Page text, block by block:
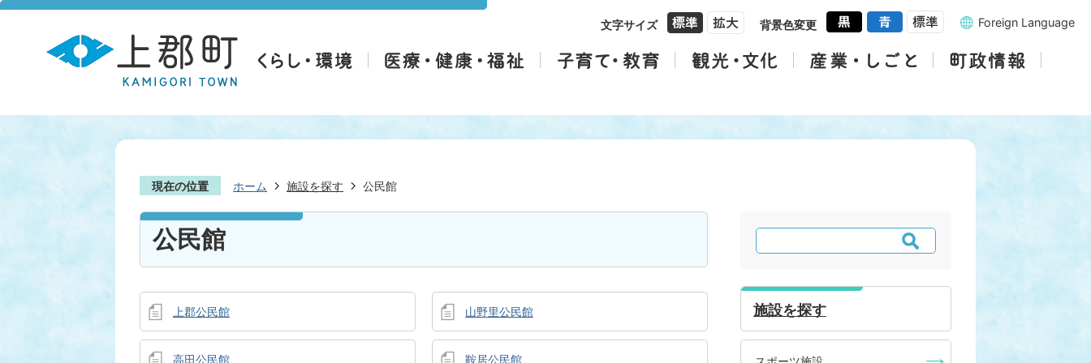
文字サイズ 背景色変更 Foreign Language
現在の位置 ホーム 施設を探す 公民館
公民館
上郡公民館 山野里公民館
高田公民館 鞍居公民館
検
索
施設を探す